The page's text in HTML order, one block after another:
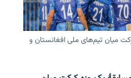
میان تیم‌های ملی افغانستان و